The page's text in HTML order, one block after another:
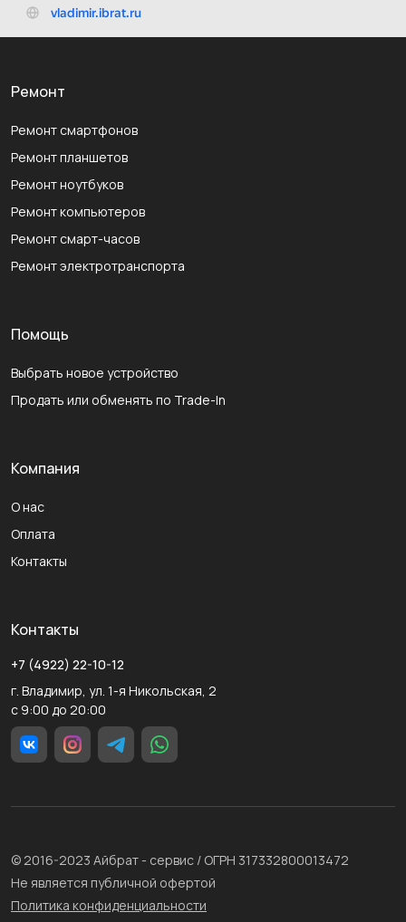
Ремонт
Ремонт смартфонов
Ремонт планшетов
Ремонт ноутбуков
Ремонт компьютеров
Ремонт смарт-часов
Ремонт электротранспорта
Помощь
Выбрать новое устройство
Продать или обменять по Trade-In
Компания
О нас
Оплата
Контакты
Контакты
+7 (4922) 22-10-12
г. Владимир, ул. 1-я Никольская, 2
с 9:00 до 20:00
© 2016-2023 Айбрат - сервис / ОГРН 317332800013472
Не является публичной офертой
Политика конфиденциальности